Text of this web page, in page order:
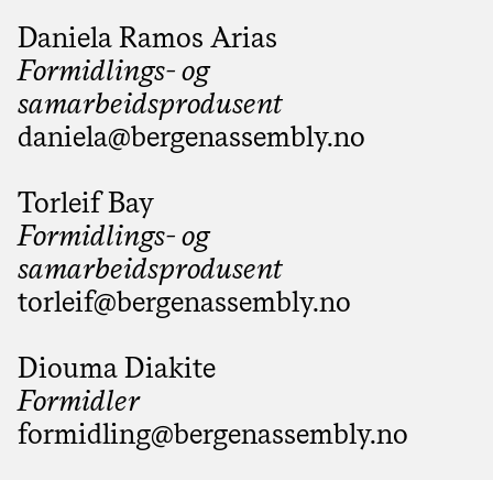
Daniela Ramos Arias
Formidlings- og
samarbeidsprodusent
daniela@­bergenassembly.no
Torleif Bay
Formidlings- og
samarbeidsprodusent
torleif@­bergenassembly.no
Diouma Diakite
Formidler
formidling@­bergenassembly.no